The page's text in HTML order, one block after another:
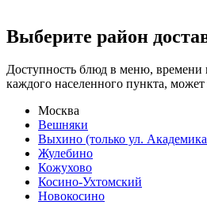
Выберите район
Доступность блюд в меню, времени
каждого населенного пункта, может
Москва
Вешняки
Выхино (только ул.
Жулебино
Кожухово
Косино-Ухтомский
Новокосино